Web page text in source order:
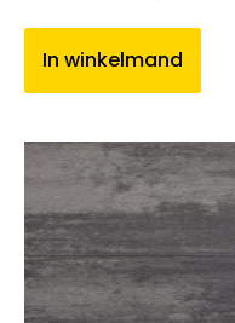
In winkelmand